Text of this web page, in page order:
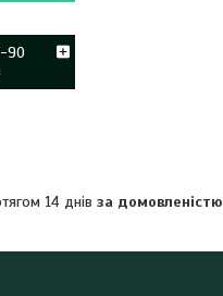
90
14 днівза домовленістю